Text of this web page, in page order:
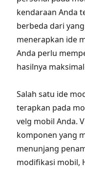
kendaraan Anda
berbeda dari
menerapkan ide
Anda perlu
hasilnya
Salah satu ide
terapkan pada
velg mobil Anda.
komponen yang
menunjang
modifikasi mobil,